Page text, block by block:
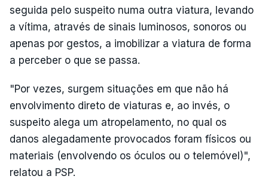
seguida pelo suspeito numa outra viatura, levando
a vítima, através de sinais luminosos, sonoros ou
apenas por gestos, a imobilizar a viatura de forma
a perceber o que se passa.
"Por vezes, surgem situações em que não há
envolvimento direto de viaturas e, ao invés, o
suspeito alega um atropelamento, no qual os
danos alegadamente provocados foram físicos ou
materiais (envolvendo os óculos ou o telemóvel)",
relatou a PSP.